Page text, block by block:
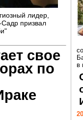
лидер,
призвал
свое
по
в